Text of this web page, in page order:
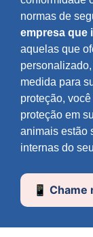
normas de
empresa que
aquelas que
medida para
proteção,
proteção em
animais estão
internas do
📱